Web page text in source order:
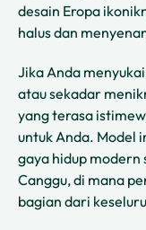
desain Eropa
halus dan
Jika Anda
atau sekadar
yang terasa
untuk Anda. Model
gaya hidup modern
Canggu, di mana
bagian dari